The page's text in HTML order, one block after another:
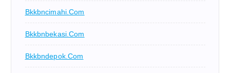
Bkkbncimahi.com
Bkkbnbekasi.com
Bkkbndepok.com